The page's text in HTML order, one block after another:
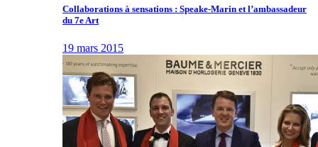
Collaborations à sensations : Speake-Marin et l’ambassadeur
du 7e Art
19 mars 2015